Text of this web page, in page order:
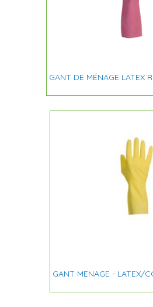
GANT DE MÉNAGE LATEX
GANT MENAGE - LATEX/